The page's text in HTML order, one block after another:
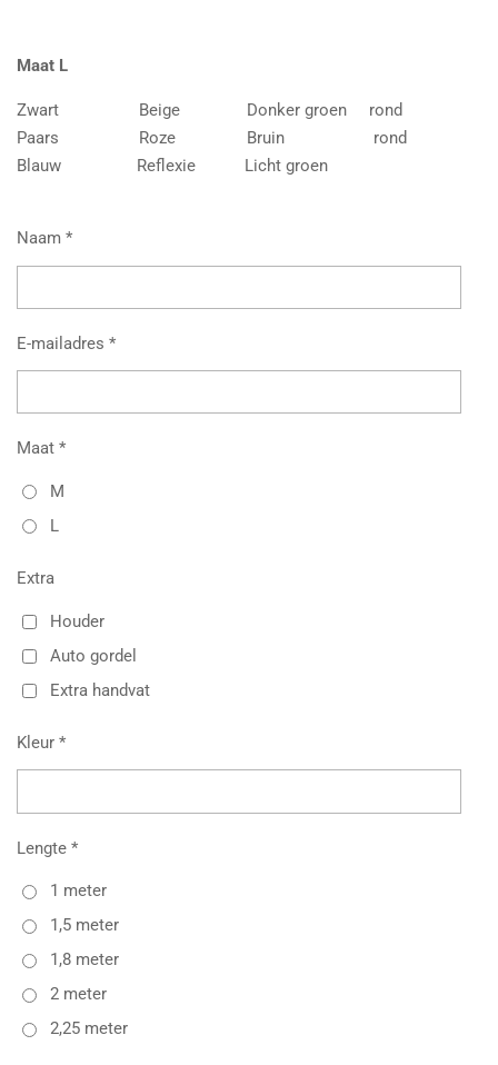
Maat L
Zwart Beige Donker groen rond
Paars Roze Bruin rond
Blauw Reflexie Licht groen
Naam *
E-mailadres *
Maat *
M
L
Extra
Houder
Auto gordel
Extra handvat
Kleur *
Lengte *
1 meter
1,5 meter
1,8 meter
2 meter
2,25 meter